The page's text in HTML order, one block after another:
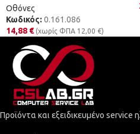
Οθόνες
Κωδικός: 0.161.086
14,88 € (χωρίς ΦΠΑ 12,00 €)
Προϊόντα και εξειδικευμένο service